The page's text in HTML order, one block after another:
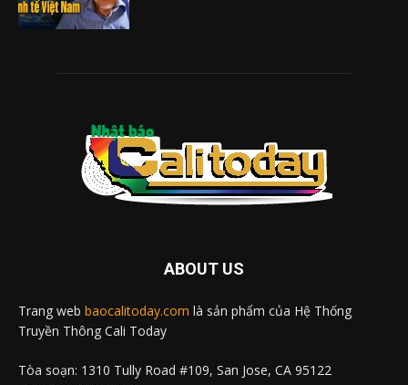
ABOUT US
Trang web baocalitoday.com là sản phẩm của Hệ Thống
Truyền Thông Cali Today
Tòa soạn: 1310 Tully Road #109, San Jose, CA 95122